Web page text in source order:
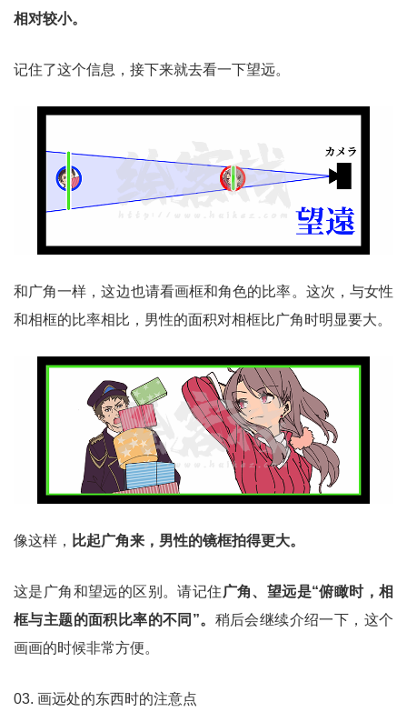
相对较小。
记住了这个信息，接下来就去看一下望远。
和广角一样，这边也请看画框和角色的比率。这次，与女性
和相框的比率相比，男性的面积对相框比广角时明显要大。
像这样， 比起广角来，男性的镜框拍得更大。
这是广角和望远的区别。请记住 广角、望远是“俯瞰时，相
框与主题的面积比率的不同”。 稍后会继续介绍一下，这个
画画的时候非常方便。
03. 画远处的东西时的注意点